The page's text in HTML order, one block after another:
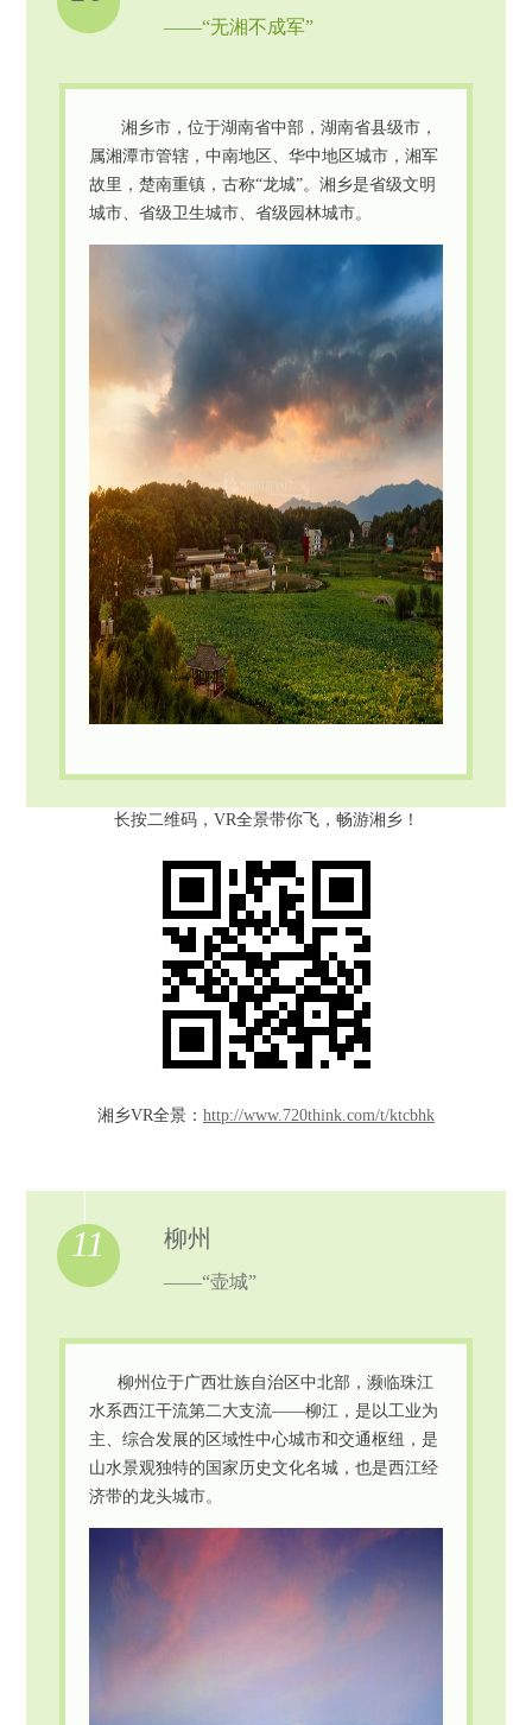
——“无湘不成军”
湘乡市，位于湖南省中部，湖南省县级市，
属湘潭市管辖，中南地区、华中地区城市，湘军
故里，楚南重镇，古称“龙城”。湘乡是省级文明
城市、省级卫生城市、省级园林城市。
长按二维码，VR全景带你飞，畅游湘乡！
湘乡VR全景： http://www.720think.com/t/ktcbhk
11 柳州
——“壶城”
柳州位于广西壮族自治区中北部，濒临珠江
水系西江干流第二大支流——柳江，是以工业为
主、综合发展的区域性中心城市和交通枢纽，是
山水景观独特的国家历史文化名城，也是西江经
济带的龙头城市。